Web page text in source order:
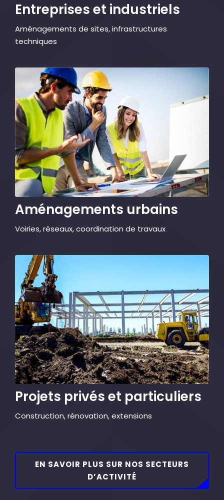
Entreprises et industriels
Aménagements de sites, infrastructures
techniques
Aménagements urbains
Voiries, réseaux, coordination de travaux
Projets privés et particuliers
Construction, rénovation, extensions
EN SAVOIR PLUS SUR NOS SECTEURS
D’ACTIVITÉ